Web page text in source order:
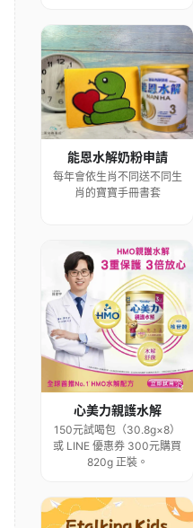
能恩水解奶粉申請
每年會依生肖不同送不同生
肖的寶寶手冊書套
心美力親護水解
150元試喝包（30.8g×8）
或 LINE 優惠券 300元購買
820g 正裝。